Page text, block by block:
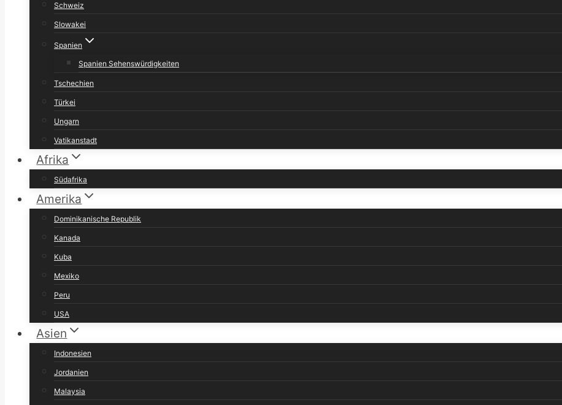
Schweiz
Slowakei
Spanien
Spanien Sehenswürdigkeiten
Tschechien
Türkei
Ungarn
Vatikanstadt
Afrika
Südafrika
Amerika
Dominikanische Republik
Kanada
Kuba
Mexiko
Peru
USA
Asien
Indonesien
Jordanien
Malaysia